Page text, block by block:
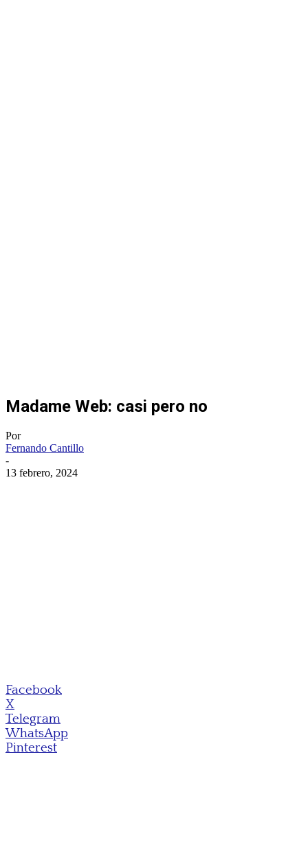
Madame Web: casi pero no
Por
Fernando Cantillo
-
13 febrero, 2024
Facebook
X
Telegram
WhatsApp
Pinterest